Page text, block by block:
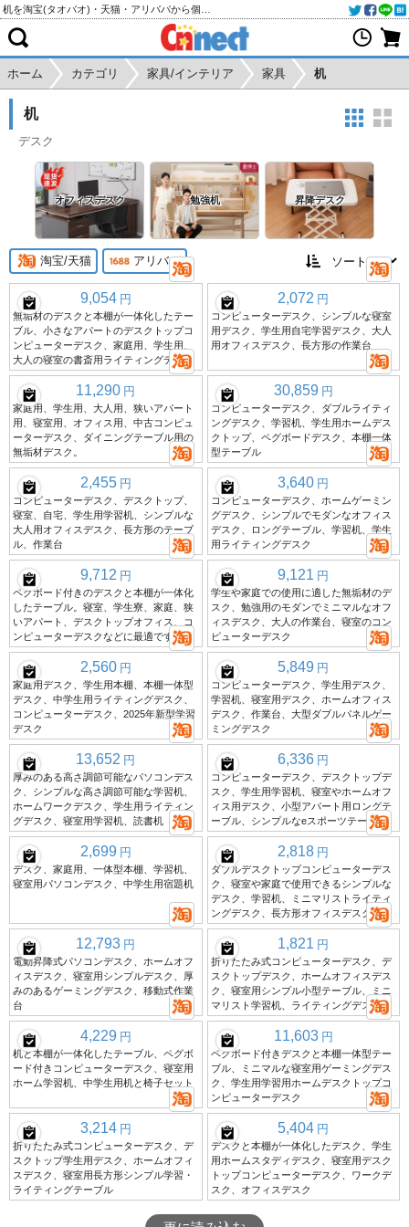
ホーム カテゴリ 家具/インテリア 家具 机
机
デスク
オフィスデスク 勉強机 昇降デスク
淘宝/天猫 アリババ
9,054 円
無垢材のデスクと本棚が一体化したテー
ブル、小さなアパートのデスクトップコ
ンピューターデスク、家庭用、学生用、
大人の寝室の書斎用ライティングデスク
2,072 円
コンピューターデスク、シンプルな寝室
用デスク、学生用自宅学習デスク、大人
用オフィスデスク、長方形の作業台
11,290 円
家庭用、学生用、大人用、狭いアパート
用、寝室用、オフィス用、中古コンピュ
ーターデスク、ダイニングテーブル用の
無垢材デスク。
30,859 円
コンピューターデスク、ダブルライティ
ングデスク、学習机、学生用ホームデス
クトップ、ペグボードデスク、本棚一体
型テーブル
2,455 円
コンピューターデスク、デスクトップ、
寝室、自宅、学生用学習机、シンプルな
大人用オフィスデスク、長方形のテーブ
ル、作業台
3,640 円
コンピューターデスク、ホームゲーミン
グデスク、シンプルでモダンなオフィス
デスク、ロングテーブル、学習机、学生
用ライティングデスク
9,712 円
ペグボード付きのデスクと本棚が一体化
したテーブル。寝室、学生寮、家庭、狭
いアパート、デスクトップオフィス、コ
ンピューターデスクなどに最適です。
9,121 円
学生や家庭での使用に適した無垢材のデ
スク、勉強用のモダンでミニマルなオフ
ィスデスク、大人の作業台、寝室のコン
ピューターデスク
2,560 円
家庭用デスク、学生用本棚、本棚一体型
デスク、中学生用ライティングデスク、
コンピューターデスク、2025年新型学習
デスク
5,849 円
コンピューターデスク、学生用デスク、
学習机、寝室用デスク、ホームオフィス
デスク、作業台、大型ダブルパネルゲー
ミングデスク
13,652 円
厚みのある高さ調節可能なパソコンデス
ク、シンプルな高さ調節可能な学習机、
ホームワークデスク、学生用ライティン
グデスク、寝室用学習机、読書机
6,336 円
コンピューターデスク、デスクトップデ
スク、学生用学習机、寝室やホームオフ
ィス用デスク、小型アパート用ロングテ
ーブル、シンプルなeスポーツテーブル
2,699 円
デスク、家庭用、一体型本棚、学習机、
寝室用パソコンデスク、中学生用宿題机
2,818 円
ダブルデスクトップコンピューターデス
ク、寝室や家庭で使用できるシンプルな
デスク、学習机、ミニマリストライティ
ングデスク、長方形オフィスデスク
12,793 円
電動昇降式パソコンデスク、ホームオフ
ィスデスク、寝室用シンプルデスク、厚
みのあるゲーミングデスク、移動式作業
台
1,821 円
折りたたみ式コンピューターデスク、デ
スクトップデスク、ホームオフィスデス
ク、寝室用シンプル小型テーブル、ミニ
マリスト学習机、ライティングデスク
4,229 円
机と本棚が一体化したテーブル、ペグボ
ード付きコンピューターデスク、寝室用
ホーム学習机、中学生用机と椅子セット
11,603 円
ペグボード付きデスクと本棚一体型テー
ブル、ミニマルな寝室用ゲーミングデス
ク、学生用学習用ホームデスクトップコ
ンピューターデスク
3,214 円
折りたたみ式コンピューターデスク、デ
スクトップ学生用デスク、ホームオフィ
スデスク、寝室用長方形シンプル学習・
ライティングテーブル
5,404 円
デスクと本棚が一体化したデスク、学生
用ホームスタディデスク、寝室用デスク
トップコンピューターデスク、ワークデ
スク、オフィスデスク